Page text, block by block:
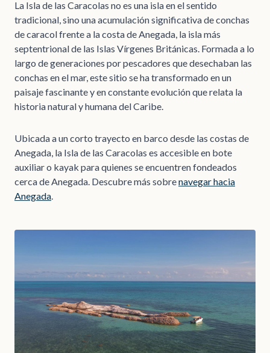
La Isla de las Caracolas no es una isla en el sentido
tradicional, sino una acumulación significativa de conchas
de caracol frente a la costa de Anegada, la isla más
septentrional de las Islas Vírgenes Británicas. Formada a lo
largo de generaciones por pescadores que desechaban las
conchas en el mar, este sitio se ha transformado en un
paisaje fascinante y en constante evolución que relata la
historia natural y humana del Caribe.
Ubicada a un corto trayecto en barco desde las costas de
Anegada, la Isla de las Caracolas es accesible en bote
auxiliar o kayak para quienes se encuentren fondeados
cerca de Anegada. Descubre más sobrenavegar hacia
Anegada.